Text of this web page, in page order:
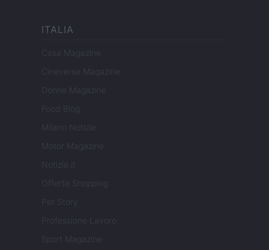
ITALIA
Casa Magazine
Cineverse Magazine
Donne Magazine
Food Blog
Milano Notizie
Motor Magazine
Notizie.it
Offerte Shopping
Pet Story
Professione Lavoro
Sport Magazine